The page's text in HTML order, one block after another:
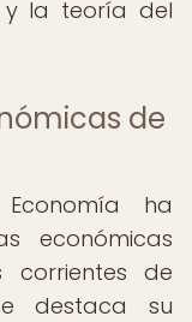
y la teoría del
de
ha
económicas
de
destaca su